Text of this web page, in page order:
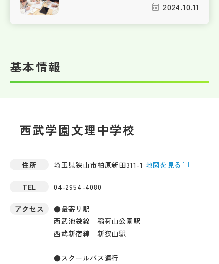
2024.10.11
基本情報
西武学園文理中学校
住所 埼玉県狭山市柏原新田311-1 地図を見る
TEL 04-2954-4080
アクセス
●最寄り駅
西武池袋線 稲荷山公園駅
西武新宿線 新狭山駅
●スクールバス運行